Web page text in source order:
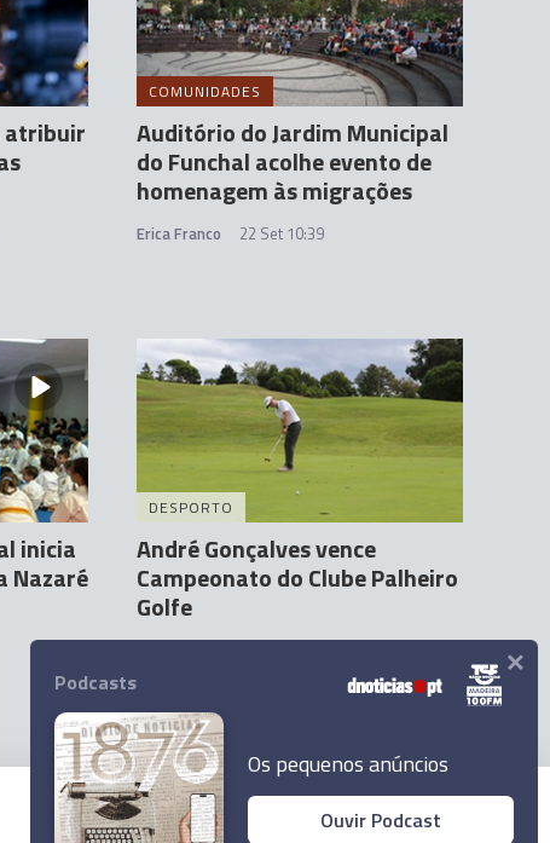
atribuir
COMUNIDADES
Auditório do Jardim Municipal
do Funchal acolhe evento de
homenagem às migrações
Erica Franco 22 Set 10:39
inicia
Nazaré
DESPORTO
André Gonçalves vence
Campeonato do Clube Palheiro
Golfe
Podcasts
Os pequenos anúncios
Ouvir Podcast
×